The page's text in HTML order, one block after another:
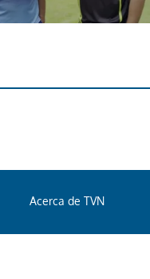
Acerca de TVN